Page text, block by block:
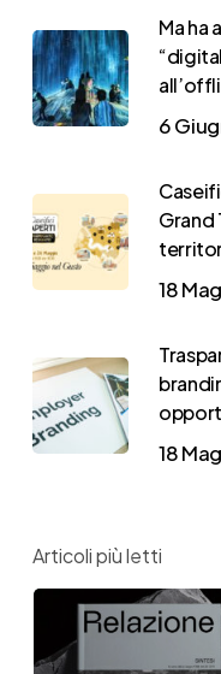
Ma ha
6
Grand
18
18
Articoli più letti